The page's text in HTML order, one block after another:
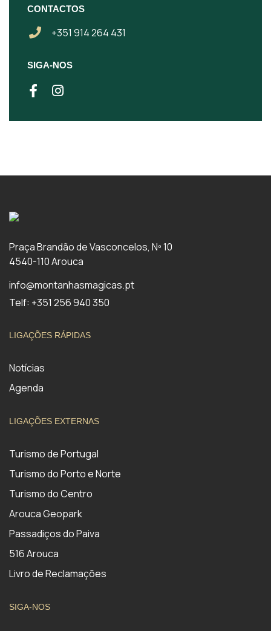
CONTACTOS
+351 914 264 431
SIGA-NOS
Praça Brandão de Vasconcelos, Nº 10
4540-110 Arouca
info@montanhasmagicas.pt
Telf: +351 256 940 350
LIGAÇÕES RÁPIDAS
Notícias
Agenda
LIGAÇÕES EXTERNAS
Turismo de Portugal
Turismo do Porto e Norte
Turismo do Centro
Arouca Geopark
Passadiços do Paiva
516 Arouca
Livro de Reclamações
SIGA-NOS